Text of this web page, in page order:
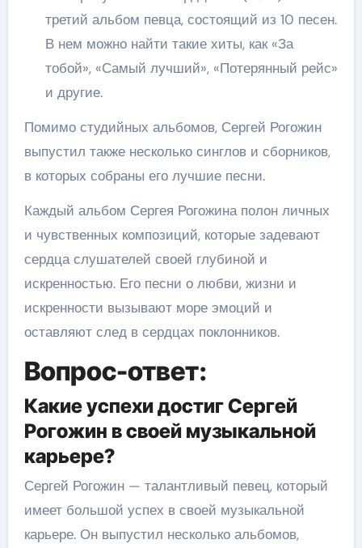
третий альбом певца, состоящий из 10 песен.
В нем можно найти такие хиты, как «За
тобой», «Самый лучший», «Потерянный рейс»
и другие.
Помимо студийных альбомов, Сергей Рогожин
выпустил также несколько синглов и сборников,
в которых собраны его лучшие песни.
Каждый альбом Сергея Рогожина полон личных
и чувственных композиций, которые задевают
сердца слушателей своей глубиной и
искренностью. Его песни о любви, жизни и
искренности вызывают море эмоций и
оставляют след в сердцах поклонников.
Вопрос-ответ:
Какие успехи достиг Сергей
Рогожин в своей музыкальной
карьере?
Сергей Рогожин — талантливый певец, который
имеет большой успех в своей музыкальной
карьере. Он выпустил несколько альбомов,